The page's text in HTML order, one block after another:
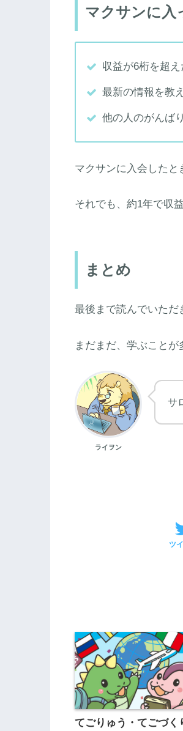
マクサンに入
収益が6桁を超え
最新の情報を教
他の人のがんば
マクサンに入会した
それでも、約1年で収
まとめ
最後まで読んでいただ
まだまだ、学ぶこと
ライヲン
サ
ツ
てごりゅう・てごづく